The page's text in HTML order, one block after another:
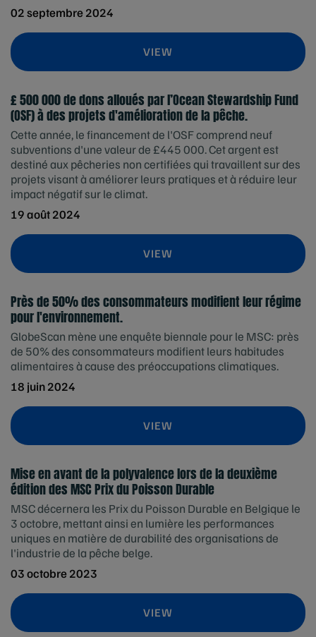
02 septembre 2024
VIEW
£ 500 000 de dons alloués par l’Ocean Stewardship Fund
(OSF) à des projets d'amélioration de la pêche.
Cette année, le financement de l'OSF comprend neuf
subventions d'une valeur de £445 000. Cet argent est
destiné aux pêcheries non certifiées qui travaillent sur des
projets visant à améliorer leurs pratiques et à réduire leur
impact négatif sur le climat.
19 août 2024
VIEW
Près de 50% des consommateurs modifient leur régime
pour l'environnement.
GlobeScan mène une enquête biennale pour le MSC: près
de 50% des consommateurs modifient leurs habitudes
alimentaires à cause des préoccupations climatiques.
18 juin 2024
VIEW
Mise en avant de la polyvalence lors de la deuxième
édition des MSC Prix du Poisson Durable
MSC décernera les Prix du Poisson Durable en Belgique le
3 octobre, mettant ainsi en lumière les performances
uniques en matière de durabilité des organisations de
l'industrie de la pêche belge.
03 octobre 2023
VIEW